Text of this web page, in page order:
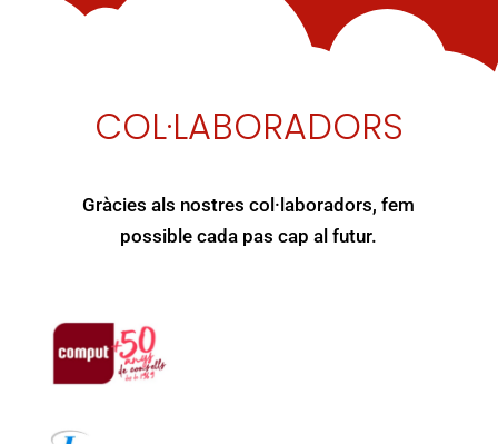
COL·LABORADORS
Gràcies als nostres col·laboradors, fem
possible cada pas cap al futur.